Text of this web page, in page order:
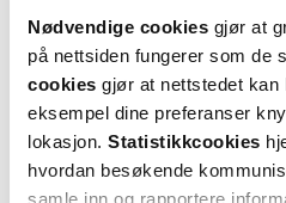
Nødvendige cookies gjør at
på nettsiden fungerer som de
cookies gjør at nettstedet kan
eksempel dine preferanser
lokasjon. Statistikkcookies
hvordan besøkende
samle inn og rapportere
Var denne anmeldelsen nyttig?
0 0
flagg denne anmeldelsen